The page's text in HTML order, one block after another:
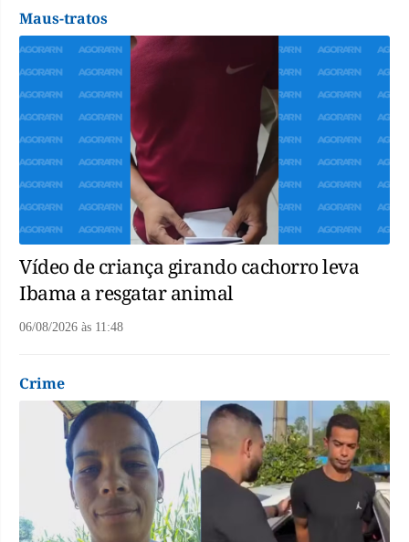
Maus-tratos
Vídeo de criança girando cachorro leva
Ibama a resgatar animal
06/08/2026 às 11:48
Crime